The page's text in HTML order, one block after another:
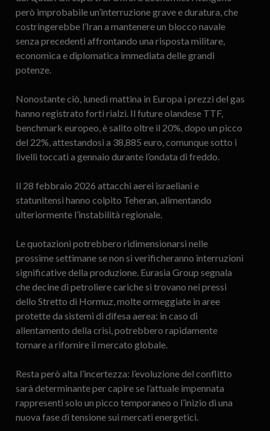
però improbabile un’interruzione grave e duratura, che
costringerebbe l’Iran a mantenere un blocco navale
senza precedenti affrontando una risposta militare,
economica e diplomatica immediata delle grandi
potenze.
Nonostante ciò, lunedì mattina in Europa i prezzi del gas
hanno registrato forti rialzi. Il future olandese TTF,
benchmark europeo, è salito oltre il 20%, dopo un picco
del 22%, attestandosi a 38,885 euro, comunque sotto i
livelli toccati a gennaio durante l’ondata di freddo.
Il 28 febbraio 2026 attacchi aerei israeliani e
statunitensi hanno colpito Teheran, alimentando
ulteriormente l’instabilità regionale.
Le quotazioni potrebbero ridimensionarsi nelle
prossime settimane se non si verificheranno interruzioni
significative della produzione. Eurasia Group segnala
che decine di petroliere cariche si trovano nei pressi
dello Stretto di Hormuz, molte ormeggiate in aree
protette da sistemi di difesa aerea: in caso di
allentamento della crisi, potrebbero rapidamente
tornare a rifornire il mercato globale.
Resta però alta l’incertezza: l’evoluzione del conflitto
sarà determinante per capire se l’attuale impennata
rappresenti solo un picco temporaneo o l’inizio di una
nuova fase di tensione sui mercati energetici.